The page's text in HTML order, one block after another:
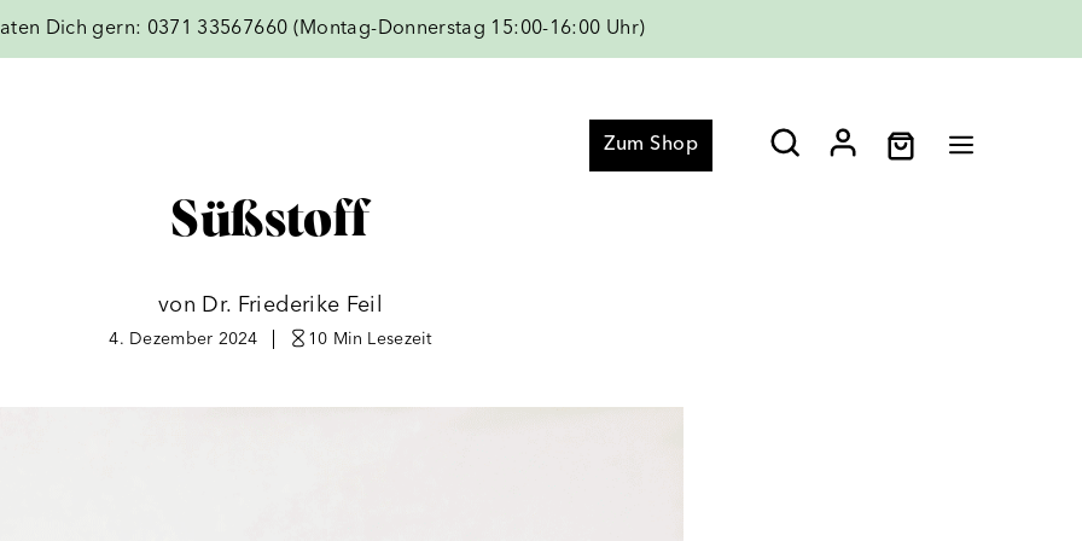
Dich gern: 0371 33567660 (Montag-Donnerstag 15:00-16:00 Uhr)
Menü
Zum Shop
Süßstoff
von Dr. Friederike Feil
4. Dezember 2024 10 Min Lesezeit